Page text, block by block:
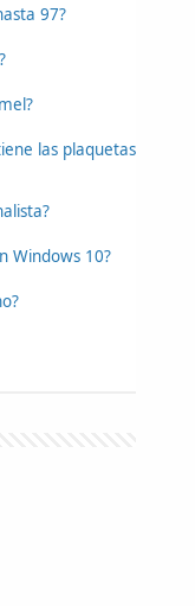
97?
las plaquetas
Windows 10?